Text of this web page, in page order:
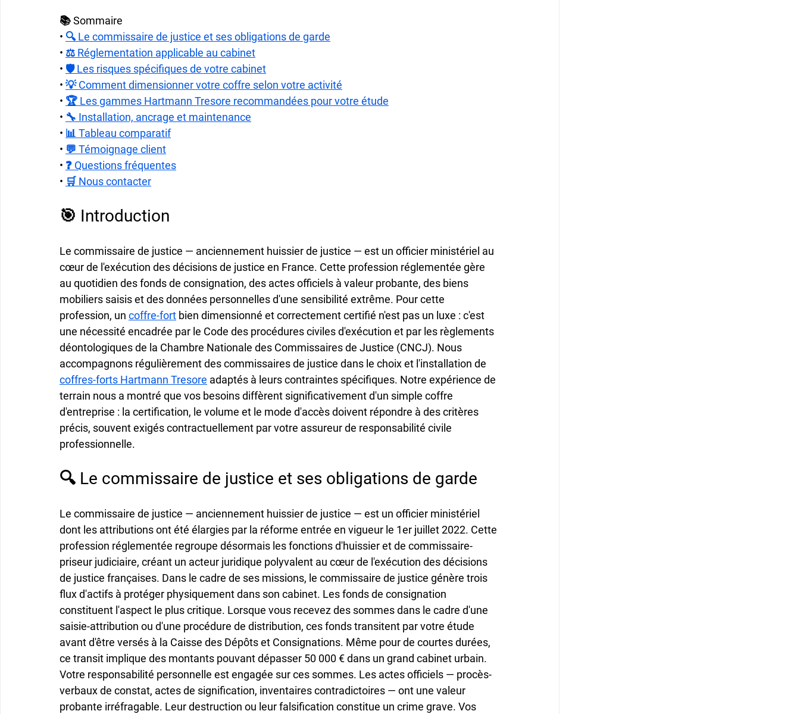
📚 Sommaire
• 🔍 Le commissaire de justice et ses obligations de garde
• ⚖️ Réglementation applicable au cabinet
• 🛡️ Les risques spécifiques de votre cabinet
• 💡 Comment dimensionner votre coffre selon votre activité
• 🏆 Les gammes Hartmann Tresore recommandées pour votre étude
• 🔧 Installation, ancrage et maintenance
• 📊 Tableau comparatif
• 💬 Témoignage client
• ❓ Questions fréquentes
• 🛒 Nous contacter
🎯 Introduction
Le commissaire de justice — anciennement huissier de justice — est un officier ministériel au
cœur de l'exécution des décisions de justice en France. Cette profession réglementée gère
au quotidien des fonds de consignation, des actes officiels à valeur probante, des biens
mobiliers saisis et des données personnelles d'une sensibilité extrême. Pour cette
profession, un coffre-fort bien dimensionné et correctement certifié n'est pas un luxe : c'est
une nécessité encadrée par le Code des procédures civiles d'exécution et par les règlements
déontologiques de la Chambre Nationale des Commissaires de Justice (CNCJ). Nous
accompagnons régulièrement des commissaires de justice dans le choix et l'installation de
coffres-forts Hartmann Tresore adaptés à leurs contraintes spécifiques. Notre expérience de
terrain nous a montré que vos besoins diffèrent significativement d'un simple coffre
d'entreprise : la certification, le volume et le mode d'accès doivent répondre à des critères
précis, souvent exigés contractuellement par votre assureur de responsabilité civile
professionnelle.
🔍 Le commissaire de justice et ses obligations de garde
Le commissaire de justice — anciennement huissier de justice — est un officier ministériel
dont les attributions ont été élargies par la réforme entrée en vigueur le 1er juillet 2022. Cette
profession réglementée regroupe désormais les fonctions d'huissier et de commissaire-
priseur judiciaire, créant un acteur juridique polyvalent au cœur de l'exécution des décisions
de justice françaises. Dans le cadre de ses missions, le commissaire de justice génère trois
flux d'actifs à protéger physiquement dans son cabinet. Les fonds de consignation
constituent l'aspect le plus critique. Lorsque vous recevez des sommes dans le cadre d'une
saisie-attribution ou d'une procédure de distribution, ces fonds transitent par votre étude
avant d'être versés à la Caisse des Dépôts et Consignations. Même pour de courtes durées,
ce transit implique des montants pouvant dépasser 50 000 € dans un grand cabinet urbain.
Votre responsabilité personnelle est engagée sur ces sommes. Les actes officiels — procès-
verbaux de constat, actes de signification, inventaires contradictoires — ont une valeur
probante irréfragable. Leur destruction ou leur falsification constitue un crime grave. Vos